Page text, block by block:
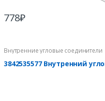
778₽
Внутренние угловые соединители
3842535577 Внутренний